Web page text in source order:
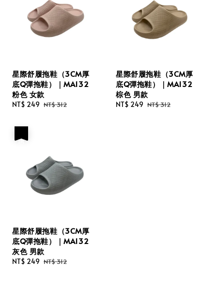
星際舒履拖鞋（3CM厚
底Q彈拖鞋）｜MA132
粉色 女款
Sale
NT$ 249 Regular
NT$ 312
星際舒履拖鞋（3CM厚
底Q彈拖鞋）｜MA132
棕色 男款
Sale
NT$ 249 Regular
NT$ 312
星際舒履拖鞋（3CM厚
底Q彈拖鞋）｜MA132
灰色 男款
Sale
NT$ 249 Regular
NT$ 312